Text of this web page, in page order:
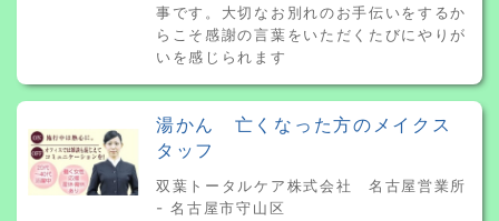
事です。大切なお別れのお手伝いをするか
らこそ感謝の言葉をいただくたびにやりが
いを感じられます
湯かん 亡くなった方のメイクス
タッフ
双葉トータルケア株式会社 名古屋営業所
- 名古屋市守山区